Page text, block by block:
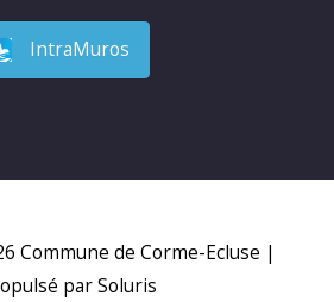
IntraMuros
Commune de Corme-Ecluse |
par Soluris